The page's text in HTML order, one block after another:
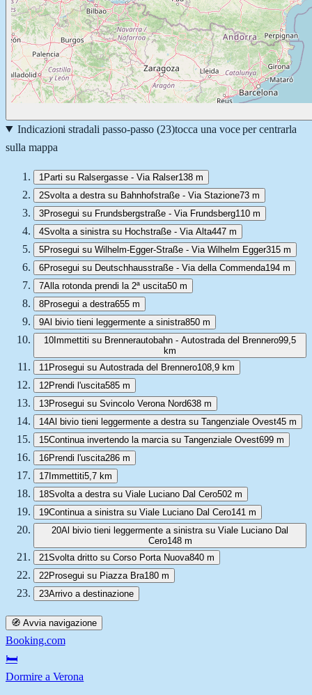
Indicazioni stradali passo-passo (23)tocca una voce per centrarla
sulla mappa
1 Parti su Ralsergasse - Via Ralser138 m
2Svolta a destra su Bahnhofstraße - Via Stazione73 m
3Prosegui su Frundsbergstraße - Via Frundsberg110 m
4Svolta a sinistra su Hochstraße - Via Alta447 m
5Prosegui su Wilhelm-Egger-Straße - Via Wilhelm Egger315 m
6Prosegui su Deutschhausstraße - Via della Commenda194 m
7Alla rotonda prendi la 2ª uscita50 m
8Prosegui a destra655 m
9Al bivio tieni leggermente a sinistra850 m
10Immettiti su Brennerautobahn - Autostrada del Brennero99,5
km
11 Prosegui su Autostrada del Brennero108,9 km
12Prendi l'uscita585 m
13Prosegui su Svincolo Verona Nord638 m
14Al bivio tieni leggermente a destra su Tangenziale Ovest45 m
15Continua invertendo la marcia su Tangenziale Ovest699 m
16Prendi l'uscita286 m
17Immettiti5,7 km
18Svolta a destra su Viale Luciano Dal Cero502 m
19Continua a sinistra su Viale Luciano Dal Cero141 m
20Al bivio tieni leggermente a sinistra su Viale Luciano Dal
Cero148 m
21Svolta dritto su Corso Porta Nuova840 m
22Prosegui su Piazza Bra180 m
23Arrivo a destinazione
🧭 Avvia navigazione
Booking.com
🛏️
Dormire a Verona